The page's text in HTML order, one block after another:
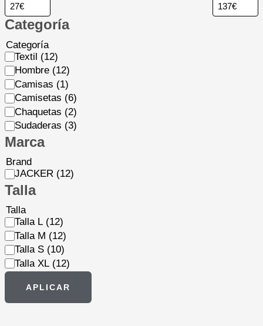
Categoría
Categoría
Textil (12)
Hombre (12)
Camisas (1)
Camisetas (6)
Chaquetas (2)
Sudaderas (3)
Marca
Brand
JACKER (12)
Talla
Talla
Talla L (12)
Talla M (12)
Talla S (10)
Talla XL (12)
APLICAR